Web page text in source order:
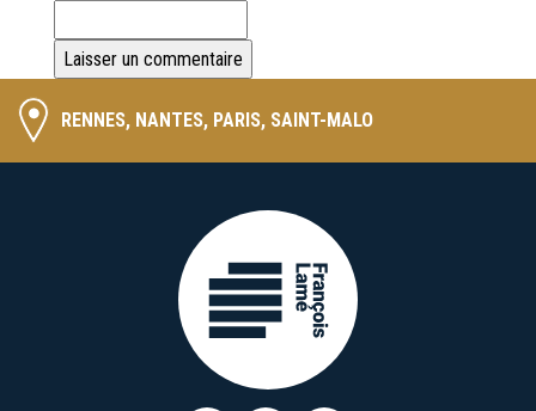
RENNES, NANTES, PARIS, SAINT-MALO